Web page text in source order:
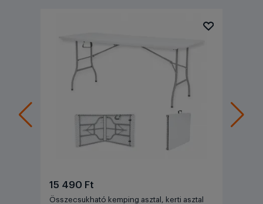
15 490 Ft
Összecsukható kemping asztal, kerti asztal